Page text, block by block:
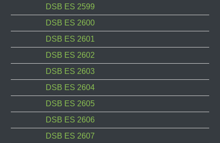
DSB ES 2599
DSB ES 2600
DSB ES 2601
DSB ES 2602
DSB ES 2603
DSB ES 2604
DSB ES 2605
DSB ES 2606
DSB ES 2607